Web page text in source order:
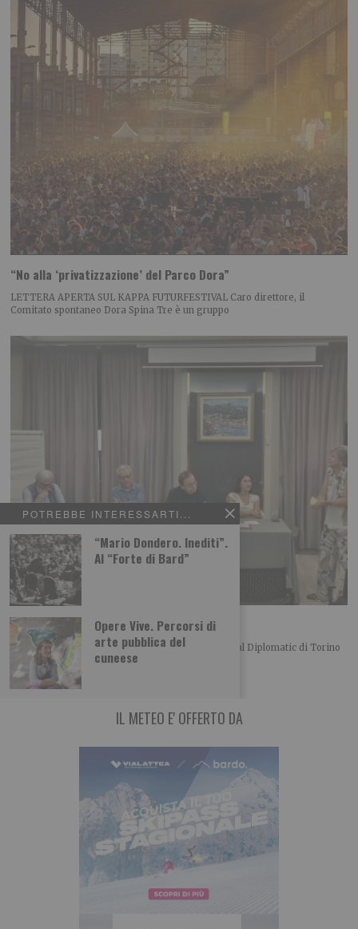
POTREBBE INTERESSARTI...
“Mario Dondero. Inediti”.
Al “Forte di Bard”
Opere Vive. Percorsi di
arte pubblica del
cuneese
“No alla ‘privatizzazione’ del Parco Dora”
LETTERA APERTA SUL KAPPA FUTURFESTIVAL Caro direttore, il
Comitato spontaneo Dora Spina Tre è un gruppo
L’importanza del centro in politica
Merlo, Nallo e Giachino a confronto Bel convegno al Diplomatic di Torino
organizzato dalla UDC torinese
IL METEO E' OFFERTO DA